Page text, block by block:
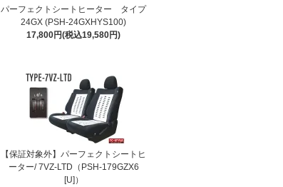
パーフェクトシートヒーター タイプ
24GX (PSH-24GXHYS100)
17,800円(税込19,580円)
【保証対象外】パーフェクトシートヒ
ーター/ 7VZ-LTD（PSH-179GZX6
[U]）